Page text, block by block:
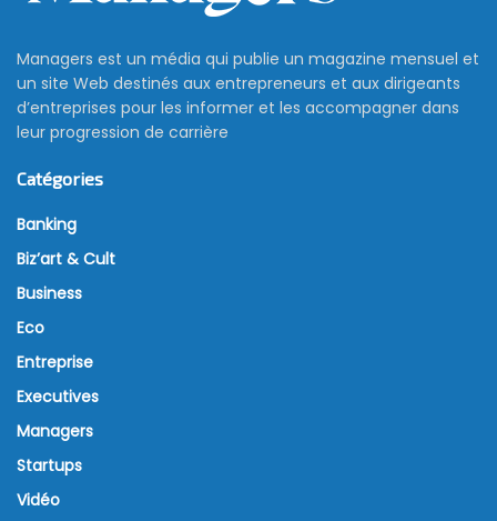
Managers est un média qui publie un magazine mensuel et
un site Web destinés aux entrepreneurs et aux dirigeants
d’entreprises pour les informer et les accompagner dans
leur progression de carrière
Catégories
Banking
Biz’art & Cult
Business
Eco
Entreprise
Executives
Managers
Startups
Vidéo